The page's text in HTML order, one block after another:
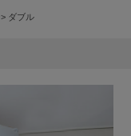
ダブル